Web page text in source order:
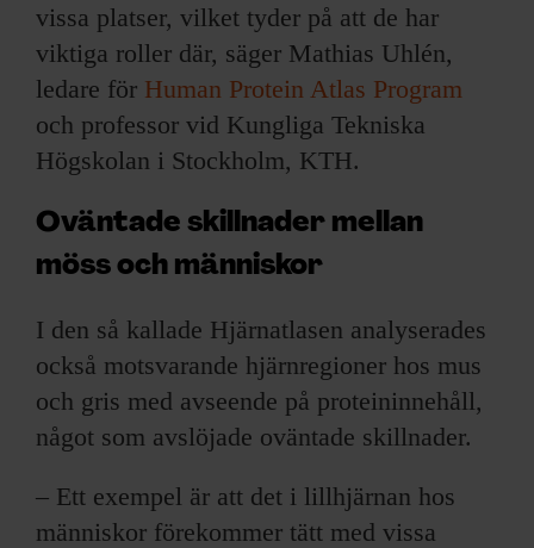
vissa platser, vilket tyder på att de har
viktiga roller där, säger Mathias Uhlén,
ledare för Human Protein Atlas Program
och professor vid Kungliga Tekniska
Högskolan i Stockholm, KTH.
Oväntade skillnader mellan
möss och människor
I den så kallade Hjärnatlasen analyserades
också motsvarande hjärnregioner hos mus
och gris med avseende på proteininnehåll,
något som avslöjade oväntade skillnader.
– Ett exempel är att det i lillhjärnan hos
människor förekommer tätt med vissa